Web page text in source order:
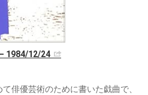
1984/12/24
俳優芸術のために書いた戯曲で、